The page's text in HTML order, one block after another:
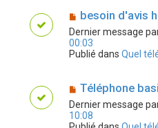
besoin d'avis
Dernier message
00:03
Publié dans Quel
Téléphone
Dernier message
10:08